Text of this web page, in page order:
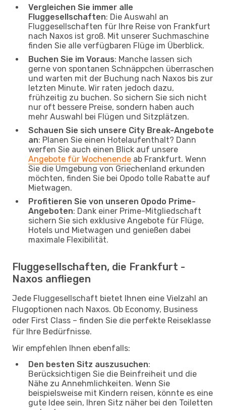
Vergleichen Sie immer alle
Fluggesellschaften: Die Auswahl an
Fluggesellschaften für Ihre Reise von Frankfurt
nach Naxos ist groß. Mit unserer Suchmaschine
finden Sie alle verfügbaren Flüge im Überblick.
Buchen Sie im Voraus: Manche lassen sich
gerne von spontanen Schnäppchen überraschen
und warten mit der Buchung nach Naxos bis zur
letzten Minute. Wir raten jedoch dazu,
frühzeitig zu buchen. So sichern Sie sich nicht
nur oft bessere Preise, sondern haben auch
mehr Auswahl bei Flügen und Sitzplätzen.
Schauen Sie sich unsere City Break-Angebote
an: Planen Sie einen Hotelaufenthalt? Dann
werfen Sie auch einen Blick auf unsere
Angebote für Wochenende ab Frankfurt. Wenn
Sie die Umgebung von Griechenland erkunden
möchten, finden Sie bei Opodo tolle Rabatte auf
Mietwagen.
Profitieren Sie von unseren Opodo Prime-
Angeboten: Dank einer Prime-Mitgliedschaft
sichern Sie sich exklusive Angebote für Flüge,
Hotels und Mietwagen und genießen dabei
maximale Flexibilität.
Fluggesellschaften, die Frankfurt -
Naxos anfliegen
Jede Fluggesellschaft bietet Ihnen eine Vielzahl an
Flugoptionen nach Naxos. Ob Economy, Business
oder First Class – finden Sie die perfekte Reiseklasse
für Ihre Bedürfnisse.
Wir empfehlen Ihnen ebenfalls:
Den besten Sitz auszusuchen:
Berücksichtigen Sie die Beinfreiheit und die
Nähe zu Annehmlichkeiten. Wenn Sie
beispielsweise mit Kindern reisen, könnte es eine
gute Idee sein, Ihren Sitz näher bei den Toiletten